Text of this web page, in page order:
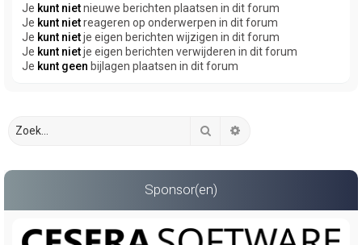
Je kunt nietnieuwe berichten plaatsen in dit forum
Je kunt nietreageren op onderwerpen in dit forum
Je kunt nietje eigen berichten wijzigen in dit forum
Je kunt nietje eigen berichten verwijderen in dit forum
Je kunt geen bijlagen plaatsen in dit forum
Zoek
Sponsor(en)